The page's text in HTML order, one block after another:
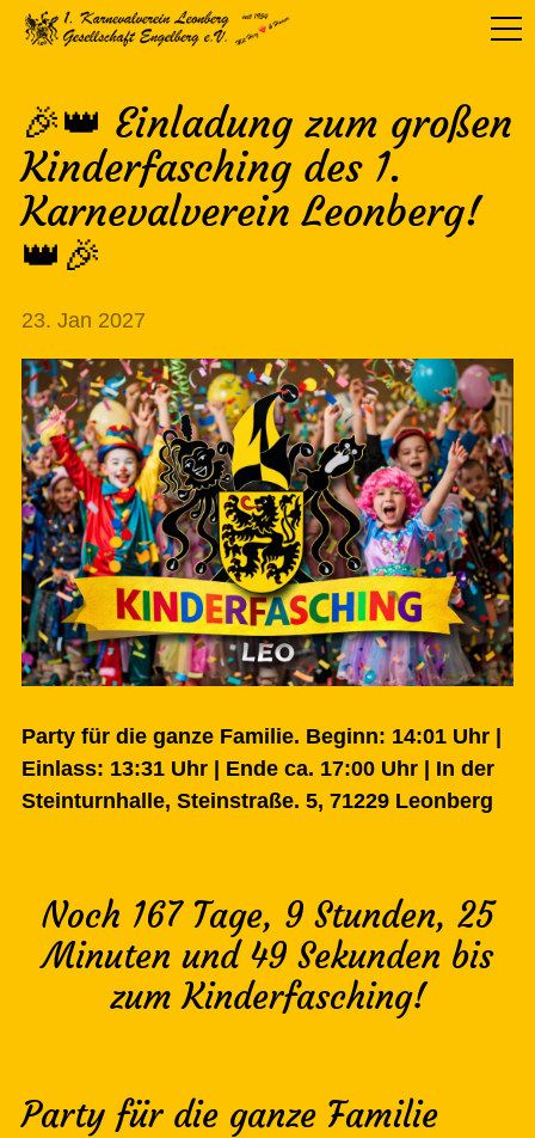
🎉👑 Einladung zum großen
Kinderfasching des 1.
Karnevalverein Leonberg!
👑🎉
23. Jan 2027
Party für die ganze Familie. Beginn: 14:01 Uhr |
Einlass: 13:31 Uhr | Ende ca. 17:00 Uhr | In der
Steinturnhalle, Steinstraße. 5, 71229 Leonberg
Noch 167 Tage, 9 Stunden, 25
Minuten und 48 Sekunden bis
zum Kinderfasching!
Party für die ganze Familie